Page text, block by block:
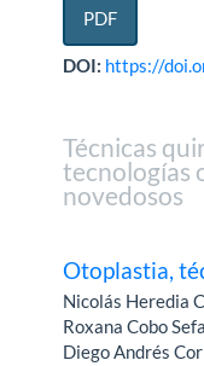
PDF
DOI: https://
Técnicas
tecnologías
novedosos
Otoplastia,
Nicolás Heredia
Roxana Cobo
Diego Andrés